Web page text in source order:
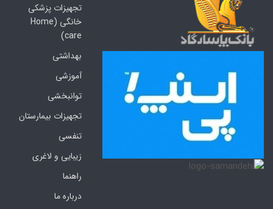
تجهیزات پزشکی
خانگی (Home
care)
بهداشتی
آموزشی
توانبخشی
تجهیزات بیمارستان
تنفسی
زیبایی و لاغری
راهنما
درباره ما